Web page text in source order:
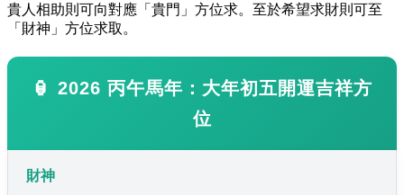
貴人相助則可向對應「貴門」方位求。至於希望求財則可至
「財神」方位求取。
🏮 2026 丙午馬年：大年初五開運吉祥方
位
財神